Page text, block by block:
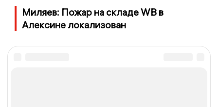
Миляев: Пожар на складе WB в
Алексине локализован